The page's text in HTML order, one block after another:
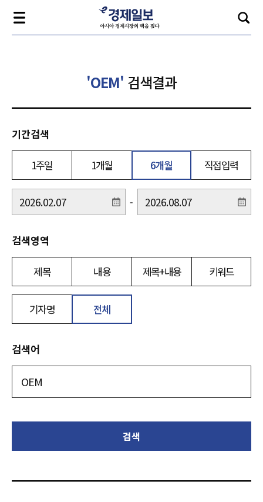
'OEM' 검색결과
기간검색
1주일 1개월 6개월 직접입력
-
검색영역
제목 내용 제목+내용 키워드
기자명 전체
검색어
검색